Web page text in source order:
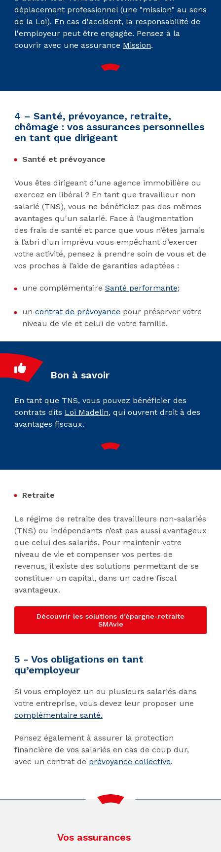
déplacement professionnel (une "mission" au sens
de la Loi). En cas d'accident, la responsabilité de
l'employeur peut être engagée. Pensez à la
couvrir avec une assurance Mission.
4 – Santé, prévoyance, retraite,
chômage : vos assurances personnelles
en tant que dirigeant
Santé et prévoyance
Vous êtes dirigeant d’une agence immobilière ou
exercez en libéral ? En tant que travailleur non
salarié (TNS), vous ne bénéficiez pas des mêmes
avantages qu'un salarié. Face à l’augmentation
des frais de santé et parce que vous n’êtes jamais
à l’abri d’un imprévu vous empêchant d’exercer
votre activité, pensez à prendre soin de vous et de
vos proches à l’aide de garanties adaptées :
une complémentaire Santé performante;
un contrat de prévoyance pour préserver votre
niveau de vie et celui de votre famille.
Bon à savoir
En tant que TNS, vous pouvez bénéficier des
contrats dits Loi Madelin, qui ouvrent droit à des
avantages fiscaux.
Retraite
Le régime de retraite des travailleurs non-salariés
(TNS) ou indépendants n’est pas aussi avantageux
que celui des salariés. Pour maintenir votre
niveau de vie et compenser vos pertes de
revenus, il existe des solutions permettant de se
constituer un capital, dans un cadre fiscal
avantageux.
Découvrir les solutions d’épargne-retraite
SMAvie
5 - Vos obligations en tant
qu’employeur
Si vous employez un ou plusieurs salariés dans
votre entreprise, vous devez leur proposer une
complémentaire santé.
Pensez également à assurer la protection
financière de vos salariés en cas de coup dur,
avec un contrat de prévoyance collective.
Vos assurances